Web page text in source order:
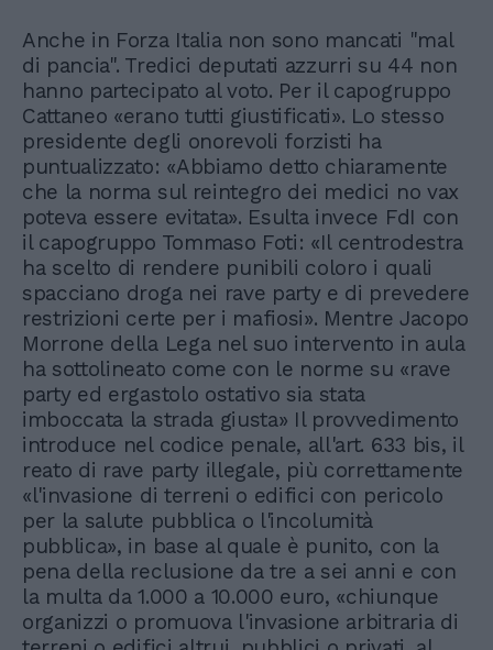
Anche in Forza Italia non sono mancati "mal
di pancia". Tredici deputati azzurri su 44 non
hanno partecipato al voto. Per il capogruppo
Cattaneo «erano tutti giustificati». Lo stesso
presidente degli onorevoli forzisti ha
puntualizzato: «Abbiamo detto chiaramente
che la norma sul reintegro dei medici no vax
poteva essere evitata». Esulta invece FdI con
il capogruppo Tommaso Foti: «Il centrodestra
ha scelto di rendere punibili coloro i quali
spacciano droga nei rave party e di prevedere
restrizioni certe per i mafiosi». Mentre Jacopo
Morrone della Lega nel suo intervento in aula
ha sottolineato come con le norme su «rave
party ed ergastolo ostativo sia stata
imboccata la strada giusta» Il provvedimento
introduce nel codice penale, all'art. 633 bis, il
reato di rave party illegale, più correttamente
«l'invasione di terreni o edifici con pericolo
per la salute pubblica o l'incolumità
pubblica», in base al quale è punito, con la
pena della reclusione da tre a sei anni e con
la multa da 1.000 a 10.000 euro, «chiunque
organizzi o promuova l'invasione arbitraria di